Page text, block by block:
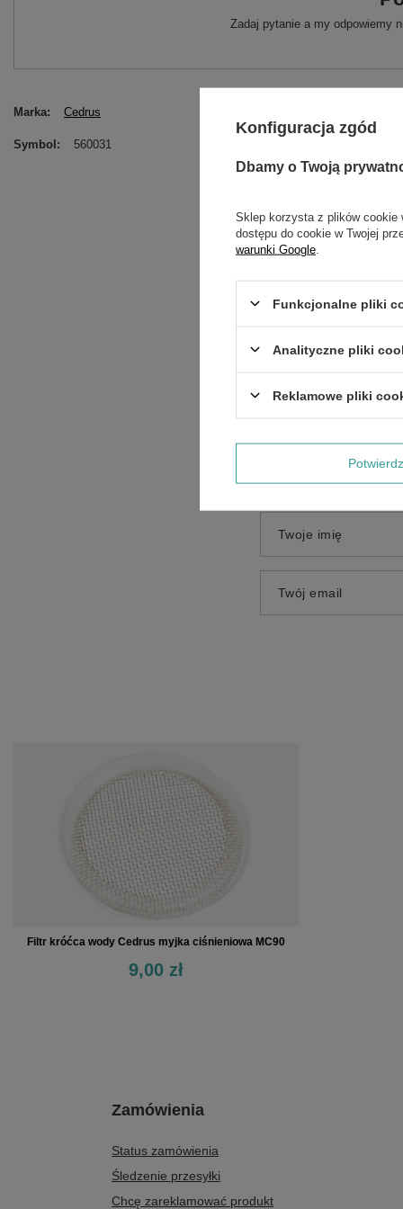
Zadaj pytanie a my odpowiemy
Marka Cedrus
Symbol 560031
Treść twojej opinii
Dodaj własne
Twoje imię
Twój email
Filtr króćca wody Cedrus myjka ciśnieniowa MC90
9,00 zł
Zamówienia
Status zamówienia
Śledzenie przesyłki
Chcę zareklamować produkt
Konfiguracja zgód
Dbamy o Twoją
Sklep korzysta z plików cookie
dostępu do cookie w Twojej
warunki Google
Funkcjonalne pliki
Analityczne pliki
Reklamowe pliki